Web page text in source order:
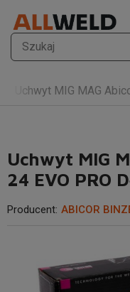
Uchwyt MIG MAG
Uchwyt MIG
24 EVO PRO
Producent: ABICOR